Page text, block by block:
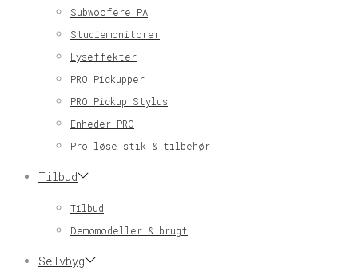
Subwoofere PA
Studiemonitorer
Lyseffekter
PRO Pickupper
PRO Pickup Stylus
Enheder PRO
Pro løse stik & tilbehør
Tilbud
Tilbud
Demomodeller & brugt
Selvbyg